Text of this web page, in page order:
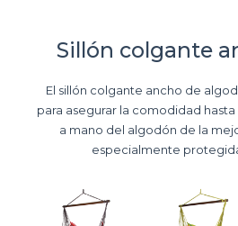
Sillón colgante
El sillón colgante ancho de
para asegurar la comodidad hasta
a mano del algodón de la
especialmente protegida